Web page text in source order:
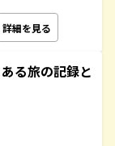
詳細を見る
る旅の記録と